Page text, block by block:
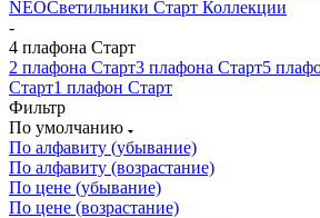
NEOСветильники Старт Коллекции
-
4 плафона Старт
2 плафона Старт3 плафона Старт5
Старт1 плафон Старт
Фильтр
По умолчанию
По алфавиту (убывание)
По алфавиту (возрастание)
По цене (убывание)
По цене (возрастание)